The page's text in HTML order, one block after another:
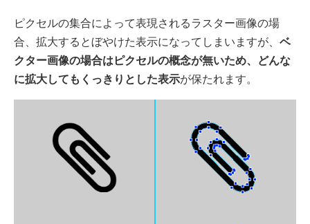
ピクセルの集合によって表現されるラスター画像の場
合、拡大するとぼやけた表示になってしまいますが、 ベ
クター画像の場合はピクセルの概念が無いため、どんな
に拡大してもくっきりとした表示が保たれます。